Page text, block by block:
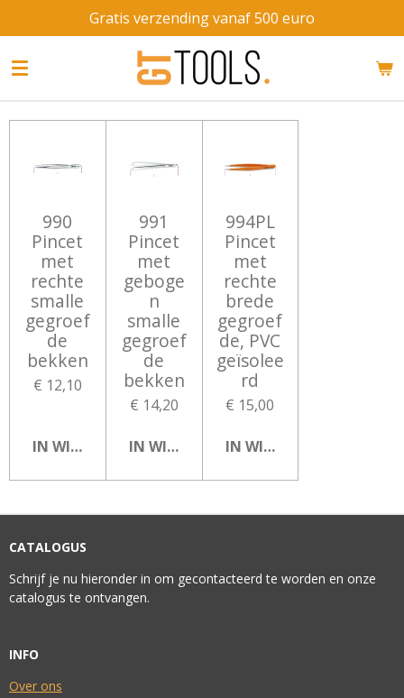
direct
naar
Gratis verzending vanaf 500 euro
990
Pincet
met
rechte
smalle
gegroef
de
bekken
€ 12,10
IN WINKELWAGEN
991
Pincet
met
geboge
n
smalle
gegroef
de
bekken
€ 14,20
IN WINKELWAGEN
994PL
Pincet
met
rechte
brede
gegroef
de, PVC
geïsolee
rd
€ 15,00
IN WINKELWAGEN
CATALOGUS
Schrijf je nu hieronder in om gecontacteerd te worden en onze
catalogus te ontvangen.
INFO
Over ons